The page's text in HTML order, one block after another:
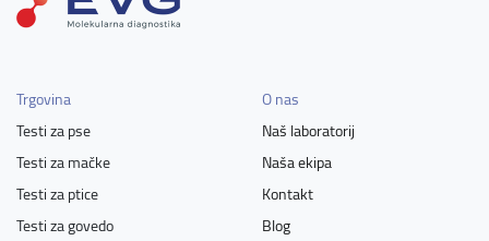
Trgovina
Testi za pse
Testi za mačke
Testi za ptice
Testi za govedo
O nas
Naš laboratorij
Naša ekipa
Kontakt
Blog